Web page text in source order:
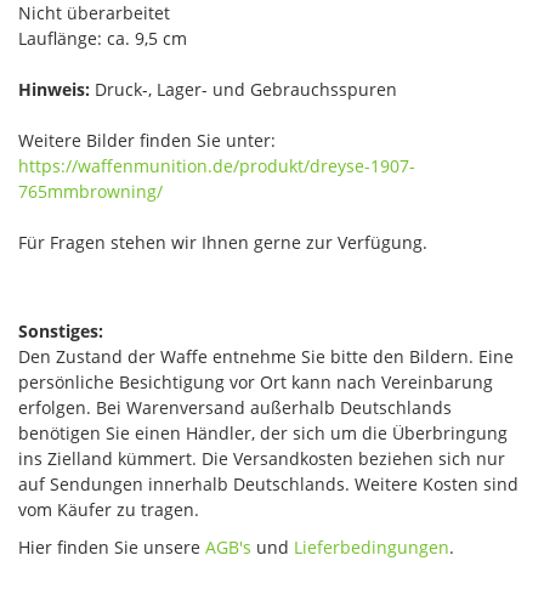
Nicht überarbeitet
Lauflänge: ca. 9,5 cm
Hinweis: Druck-, Lager- und Gebrauchsspuren
Weitere Bilder finden Sie unter:
https://waffenmunition.de/produkt/dreyse-1907-
765mmbrowning/
Für Fragen stehen wir Ihnen gerne zur Verfügung.
Sonstiges:
Den Zustand der Waffe entnehme Sie bitte den Bildern. Eine
persönliche Besichtigung vor Ort kann nach Vereinbarung
erfolgen. Bei Warenversand außerhalb Deutschlands
benötigen Sie einen Händler, der sich um die Überbringung
ins Zielland kümmert. Die Versandkosten beziehen sich nur
auf Sendungen innerhalb Deutschlands. Weitere Kosten sind
vom Käufer zu tragen.
Hier finden Sie unsere AGB's und Lieferbedingungen.